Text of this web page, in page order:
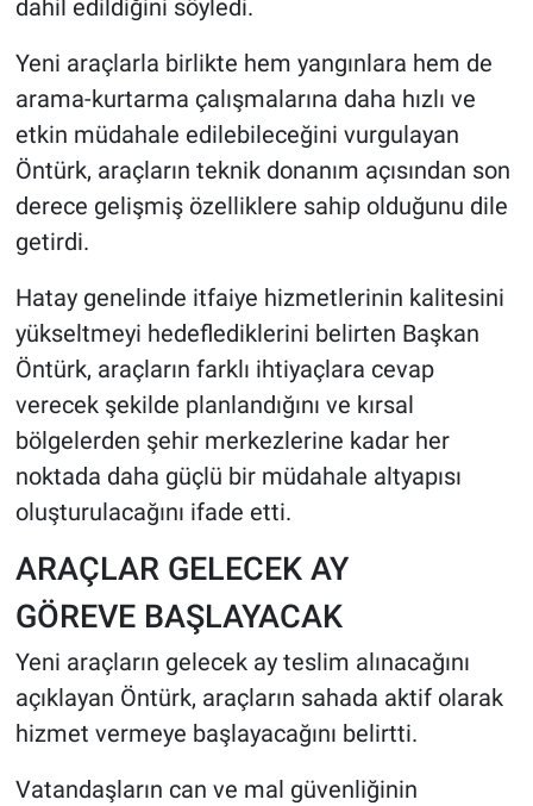
dahil edildiğini söyledi.
Yeni araçlarla birlikte hem yangınlara hem de
arama-kurtarma çalışmalarına daha hızlı ve
etkin müdahale edilebileceğini vurgulayan
Öntürk, araçların teknik donanım açısından son
derece gelişmiş özelliklere sahip olduğunu dile
getirdi.
Hatay genelinde itfaiye hizmetlerinin kalitesini
yükseltmeyi hedeflediklerini belirten Başkan
Öntürk, araçların farklı ihtiyaçlara cevap
verecek şekilde planlandığını ve kırsal
bölgelerden şehir merkezlerine kadar her
noktada daha güçlü bir müdahale altyapısı
oluşturulacağını ifade etti.
ARAÇLAR GELECEK AY
GÖREVE BAŞLAYACAK
Yeni araçların gelecek ay teslim alınacağını
açıklayan Öntürk, araçların sahada aktif olarak
hizmet vermeye başlayacağını belirtti.
Vatandaşların can ve mal güvenliğinin